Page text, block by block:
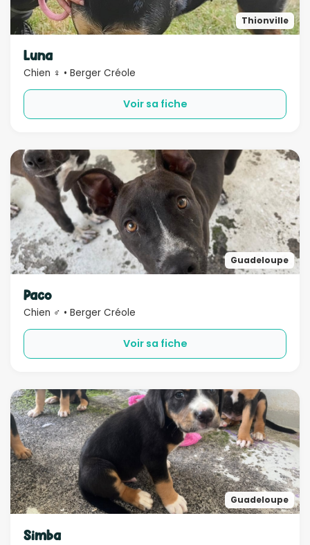
Thionville
Luna
Chien ♀ • Berger Créole
Voir sa fiche
Guadeloupe
Paco
Chien ♂ • Berger Créole
Voir sa fiche
Guadeloupe
Simba